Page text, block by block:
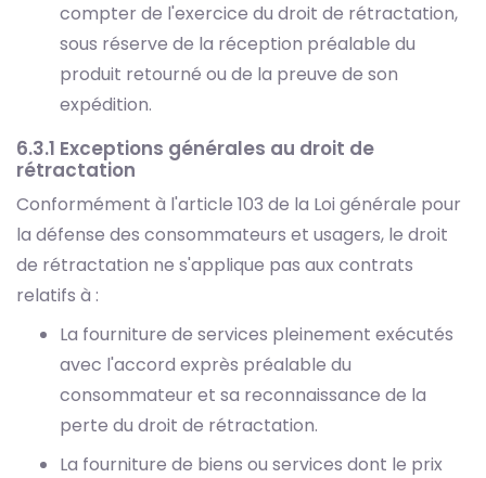
compter de l'exercice du droit de rétractation,
sous réserve de la réception préalable du
produit retourné ou de la preuve de son
expédition.
6.3.1 Exceptions générales au droit de
rétractation
Conformément à l'article 103 de la Loi générale pour
la défense des consommateurs et usagers, le droit
de rétractation ne s'applique pas aux contrats
relatifs à :
La fourniture de services pleinement exécutés
avec l'accord exprès préalable du
consommateur et sa reconnaissance de la
perte du droit de rétractation.
La fourniture de biens ou services dont le prix